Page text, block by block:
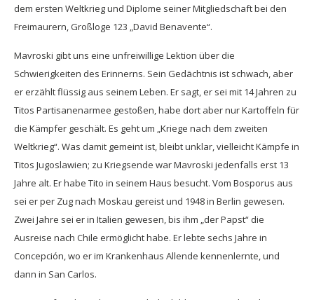
dem ersten Weltkrieg und Diplome seiner Mitgliedschaft bei den
Freimaurern, Großloge 123 „David Benavente“.
Mavroski gibt uns eine unfreiwillige Lektion über die
Schwierigkeiten des Erinnerns. Sein Gedächtnis ist schwach, aber
er erzählt flüssig aus seinem Leben. Er sagt, er sei mit 14 Jahren zu
Titos Partisanenarmee gestoßen, habe dort aber nur Kartoffeln für
die Kämpfer geschält. Es geht um „Kriege nach dem zweiten
Weltkrieg“. Was damit gemeint ist, bleibt unklar, vielleicht Kämpfe in
Titos Jugoslawien; zu Kriegsende war Mavroski jedenfalls erst 13
Jahre alt. Er habe Tito in seinem Haus besucht. Vom Bosporus aus
sei er per Zug nach Moskau gereist und 1948 in Berlin gewesen.
Zwei Jahre sei er in Italien gewesen, bis ihm „der Papst“ die
Ausreise nach Chile ermöglicht habe. Er lebte sechs Jahre in
Concepción, wo er im Krankenhaus Allende kennenlernte, und
dann in San Carlos.